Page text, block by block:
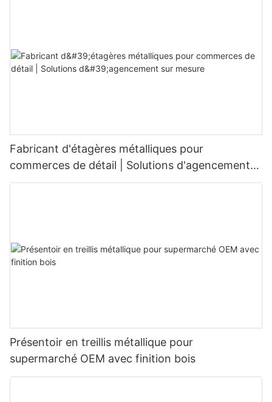
Fabricant d'étagères métalliques pour
commerces de détail | Solutions d'agencement
sur mesure
Présentoir en treillis métallique pour
supermarché OEM avec finition bois